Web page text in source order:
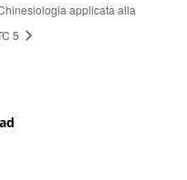
applicata alla
5